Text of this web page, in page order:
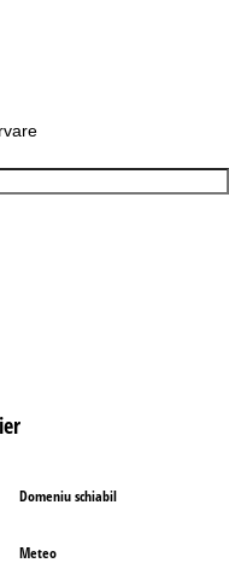
Domeniu schiabil
Meteo